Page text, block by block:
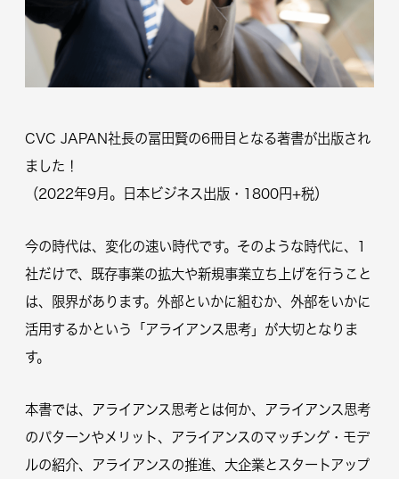
CVC JAPAN社長の冨田賢の6冊目となる著書が出版され
ました！
（2022年9月。日本ビジネス出版・1800円+税）
今の時代は、変化の速い時代です。そのような時代に、1
社だけで、既存事業の拡大や新規事業立ち上げを行うこと
は、限界があります。外部といかに組むか、外部をいかに
活用するかという「アライアンス思考」が大切となりま
す。
本書では、アライアンス思考とは何か、アライアンス思考
のパターンやメリット、アライアンスのマッチング・モデ
ルの紹介、アライアンスの推進、大企業とスタートアップ